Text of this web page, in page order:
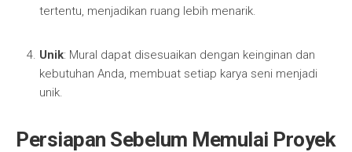
tertentu, menjadikan ruang lebih menarik.
Unik: Mural dapat disesuaikan dengan keinginan dan
kebutuhan Anda, membuat setiap karya seni menjadi
unik.
Persiapan Sebelum Memulai Proyek